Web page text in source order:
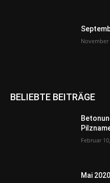
November
BELIEBTE BEITRÄGE
Februar
Mai 2020